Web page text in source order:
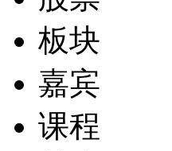
板块
嘉宾
课程